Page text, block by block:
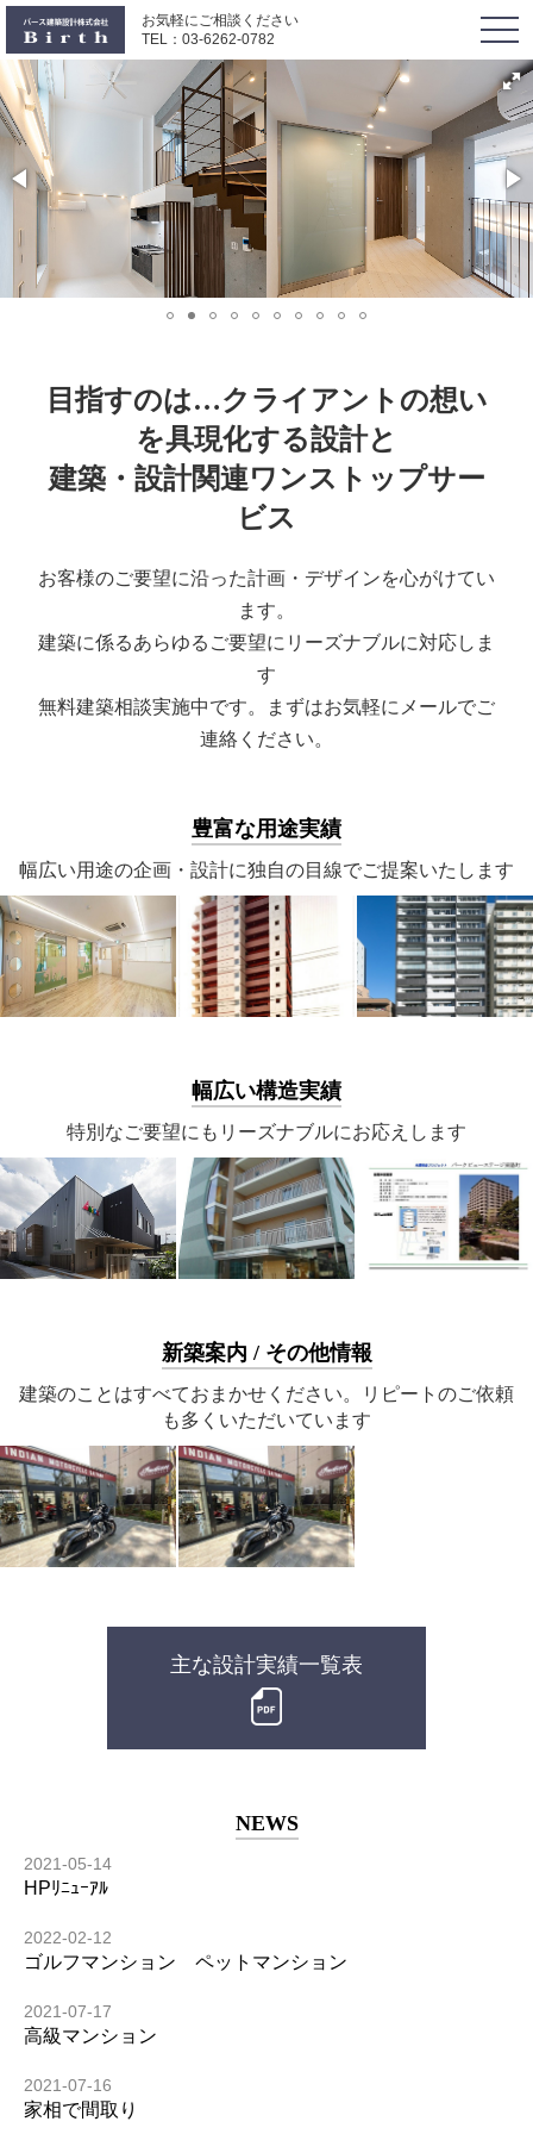
お気軽にご相談ください
TEL： 03-6262-0782
目指すのは…クライアントの想い
を具現化する設計と
建築・設計関連ワンストップサー
ビス
お客様のご要望に沿った計画・デザインを心がけてい
ます。
建築に係るあらゆるご要望にリーズナブルに対応しま
す
無料建築相談実施中です。まずはお気軽にメールでご
連絡ください。
豊富な用途実績
幅広い用途の企画・設計に独自の目線でご提案いたします
幅広い構造実績
特別なご要望にもリーズナブルにお応えします
新築案内 / その他情報
建築のことはすべておまかせください。リピートのご依頼
も多くいただいています
主な設計実績一覧表
NEWS
2021-05-14
HPﾘﾆｭｰｱﾙ
2022-02-12
ゴルフマンション ペットマンション
2021-07-17
高級マンション
2021-07-16
家相で間取り